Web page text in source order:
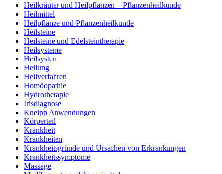
Heilkräuter und Heilpflanzen – Pflanzenheilkunde
Heilmittel
Heilpflanze und Pflanzenheilkunde
Heilsteine
Heilsteine und Edelsteintherapie
Heilsysteme
Heilsysten
Heilung
Heilverfahren
Homöopathie
Hydrotherapie
Irisdiagnose
Kneipp Anwendungen
Körperteil
Krankheit
Krankheiten
Krankheitsgründe und Ursachen von Erkrankungen
Krankheitssymptome
Massage